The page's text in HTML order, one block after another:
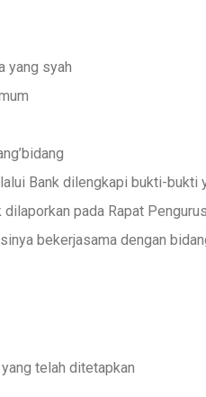
yang syah
Bank dilengkapi bukti-bukti
pada Rapat Pengurus
bekerjasama dengan
telah ditetapkan